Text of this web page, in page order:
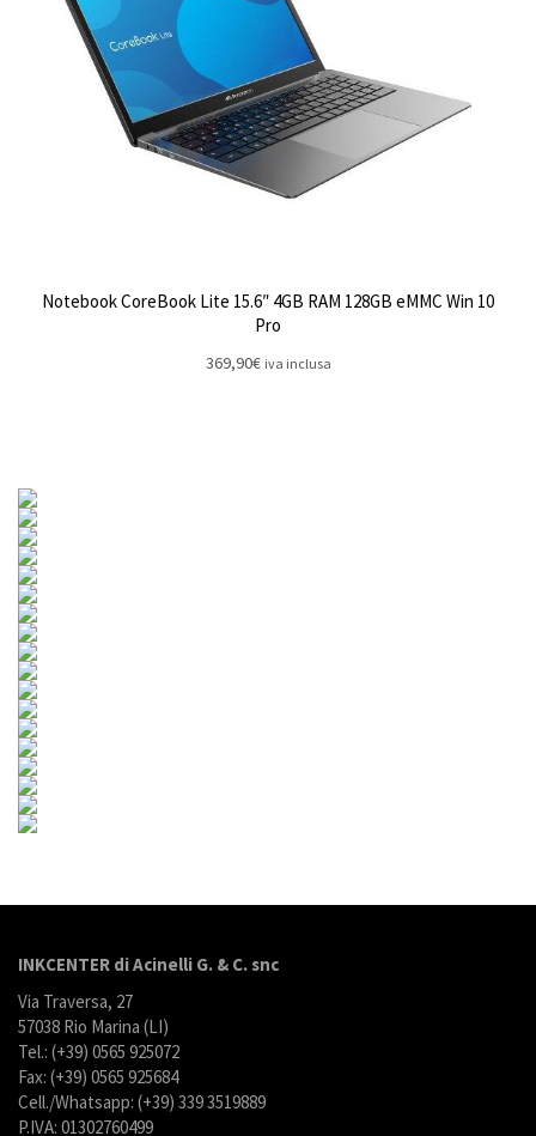
Notebook CoreBook Lite 15.6″ 4GB RAM 128GB eMMC Win 10
Pro
369,90€ iva inclusa
INKCENTER di Acinelli G. & C. snc
Via Traversa, 27
57038 Rio Marina (LI)
Tel.: (+39) 0565 925072
Fax: (+39) 0565 925684
Cell./Whatsapp: (+39) 339 3519889
P.IVA: 01302760499